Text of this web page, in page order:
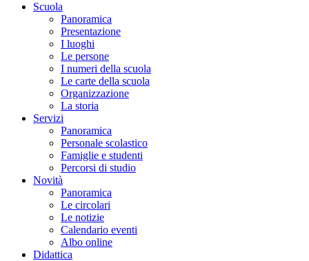
Scuola
Panoramica
Presentazione
I luoghi
Le persone
I numeri della scuola
Le carte della scuola
Organizzazione
La storia
Servizi
Panoramica
Personale scolastico
Famiglie e studenti
Percorsi di studio
Novità
Panoramica
Le circolari
Le notizie
Calendario eventi
Albo online
Didattica